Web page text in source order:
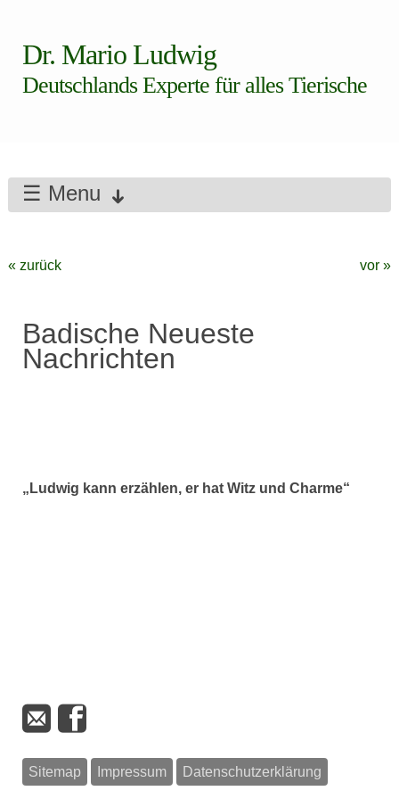
Dr. Mario Ludwig
Deutschlands Experte für alles Tierische
☰ Menu
« zurück vor »
Badische Neueste
Nachrichten
„Ludwig kann erzählen, er hat Witz und Charme“
Sitemap Impressum Datenschutzerklärung